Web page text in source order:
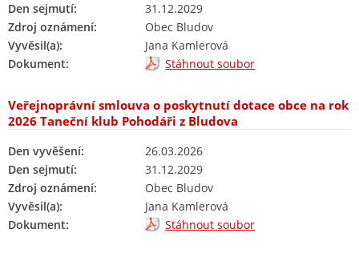
Den sejmutí:
31.12.2029
Zdroj oznámení:
Obec Bludov
Vyvěsil(a):
Jana Kamlerová
Dokument:
Stáhnout soubor
Veřejnoprávní smlouva o poskytnutí dotace obce na rok
2026 Taneční klub Pohodáři z Bludova
Den vyvěšení:
26.03.2026
Den sejmutí:
31.12.2029
Zdroj oznámení:
Obec Bludov
Vyvěsil(a):
Jana Kamlerová
Dokument:
Stáhnout soubor